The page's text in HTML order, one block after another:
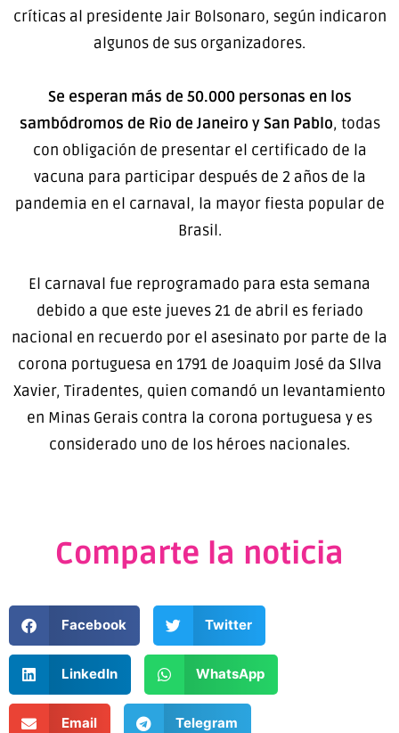
críticas al presidente Jair Bolsonaro, según indicaron
algunos de sus organizadores.
Se esperan más de 50.000 personas en los
sambódromos de Rio de Janeiro y San Pablo, todas
con obligación de presentar el certificado de la
vacuna para participar después de 2 años de la
pandemia en el carnaval, la mayor fiesta popular de
Brasil.
El carnaval fue reprogramado para esta semana
debido a que este jueves 21 de abril es feriado
nacional en recuerdo por el asesinato por parte de la
corona portuguesa en 1791 de Joaquim José da SIlva
Xavier, Tiradentes, quien comandó un levantamiento
en Minas Gerais contra la corona portuguesa y es
considerado uno de los héroes nacionales.
Comparte la noticia
Facebook Twitter
LinkedIn WhatsApp
Email Telegram